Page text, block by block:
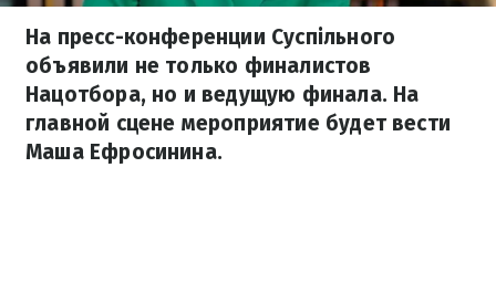
На пресс-конференции Суспільного
объявили не только финалистов
Нацотбора, но и ведущую финала. На
главной сцене мероприятие будет вести
Маша Ефросинина.